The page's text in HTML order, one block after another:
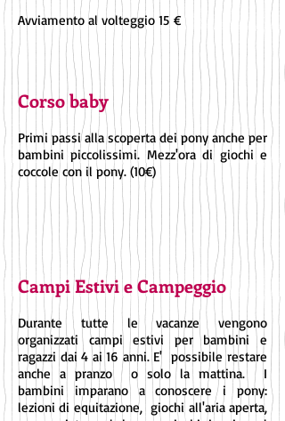
Avviamento al volteggio 15 €
Corso baby
Primi passi alla scoperta dei pony anche per
bambini piccolissimi. Mezz'ora di giochi e
coccole con il pony. (10€)
Campi Estivi e Campeggio
Durante tutte le vacanze vengono
organizzati campi estivi per bambini e
ragazzi dai 4 ai 16 anni. E' possibile restare
anche a pranzo o solo la mattina. I
bambini imparano a conoscere i pony:
lezioni di equitazione, giochi all'aria aperta,